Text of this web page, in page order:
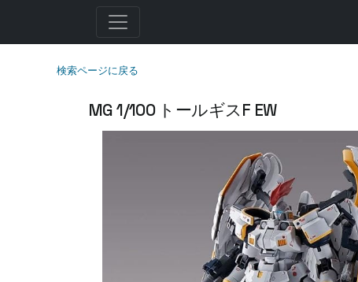
検索ページに戻る
MG 1/100 トールギスF EW